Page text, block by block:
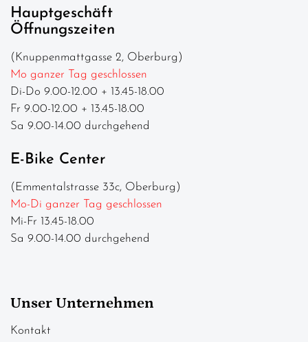
Hauptgeschäft
Öffnungszeiten
(Knuppenmattgasse 2, Oberburg)
Mo ganzer Tag geschlossen
Di-Do 9.00-12.00 + 13.45-18.00
Fr 9.00-12.00 + 13.45-18.00
Sa 9.00-14.00 durchgehend
E-Bike Center
(Emmentalstrasse 33c, Oberburg)
Mo-Di ganzer Tag geschlossen
Mi-Fr 13.45-18.00
Sa 9.00-14.00 durchgehend
Unser Unternehmen
Kontakt